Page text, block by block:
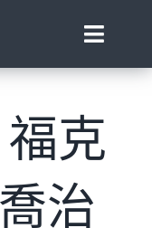
Toggle
克
治